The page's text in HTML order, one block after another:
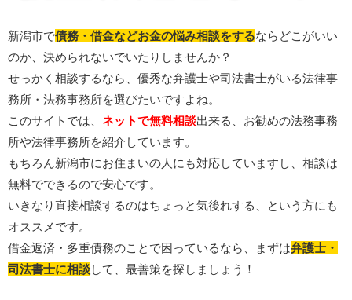
新潟市で債務・借金などお金の悩み相談をするならどこがいい
のか、決められないでいたりしませんか？
せっかく相談するなら、優秀な弁護士や司法書士がいる法律事
務所・法務事務所を選びたいですよね。
このサイトでは、 ネットで無料相談出来る、お勧めの法務事務
所や法律事務所を紹介しています。
もちろん新潟市にお住まいの人にも対応していますし、相談は
無料でできるので安心です。
いきなり直接相談するのはちょっと気後れする、という方にも
オススメです。
借金返済・多重債務のことで困っているなら、まずは弁護士・
司法書士に相談して、最善策を探しましょう！